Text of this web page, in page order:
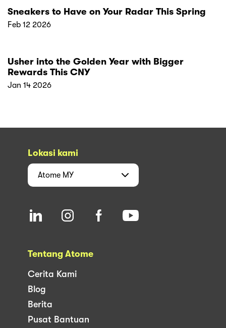
Sneakers to Have on Your Radar This Spring
Feb 12 2026
Usher into the Golden Year with Bigger
Rewards This CNY
Jan 14 2026
Lokasi kami
Atome MY
Tentang Atome
Cerita Kami
Blog
Berita
Pusat Bantuan